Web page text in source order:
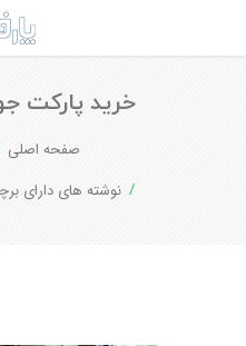
خرید پارکت
صفحه اصلی
نوشته های دارای